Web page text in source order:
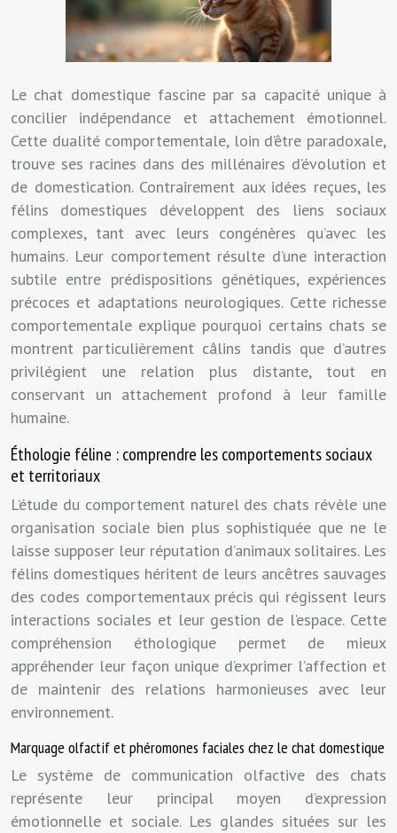
Le chat domestique fascine par sa capacité unique à
concilier indépendance et attachement émotionnel.
Cette dualité comportementale, loin d’être paradoxale,
trouve ses racines dans des millénaires d’évolution et
de domestication. Contrairement aux idées reçues, les
félins domestiques développent des liens sociaux
complexes, tant avec leurs congénères qu’avec les
humains. Leur comportement résulte d’une interaction
subtile entre prédispositions génétiques, expériences
précoces et adaptations neurologiques. Cette richesse
comportementale explique pourquoi certains chats se
montrent particulièrement câlins tandis que d’autres
privilégient une relation plus distante, tout en
conservant un attachement profond à leur famille
humaine.
Éthologie féline : comprendre les comportements sociaux
et territoriaux
L’étude du comportement naturel des chats révèle une
organisation sociale bien plus sophistiquée que ne le
laisse supposer leur réputation d’animaux solitaires. Les
félins domestiques héritent de leurs ancêtres sauvages
des codes comportementaux précis qui régissent leurs
interactions sociales et leur gestion de l’espace. Cette
compréhension éthologique permet de mieux
appréhender leur façon unique d’exprimer l’affection et
de maintenir des relations harmonieuses avec leur
environnement.
Marquage olfactif et phéromones faciales chez le chat domestique
Le système de communication olfactive des chats
représente leur principal moyen d’expression
émotionnelle et sociale. Les glandes situées sur les